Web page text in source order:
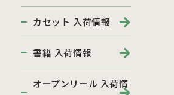
カセット 入荷情報
書籍 入荷情報
オープンリール 入荷情